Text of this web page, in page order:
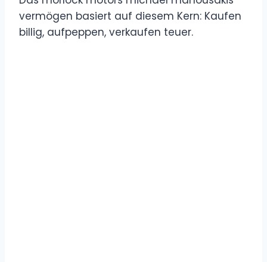
vermögen basiert auf diesem Kern: Kaufen
billig, aufpeppen, verkaufen teuer.